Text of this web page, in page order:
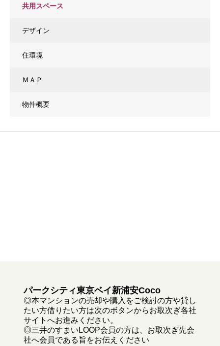
共用スペース
デザイン
住環境
ＭＡＰ
物件概要
パークシティ東京ベイ新浦安Coco
◎本マンションの売却や購入をご検討の方や貸し
たい方借りたい方は次のボタンからお取次ぎ各社
サイトへお進みください。
◎三井のすまいLOOP会員の方は、お取次ぎ先会
社へ会員である旨をお伝えください